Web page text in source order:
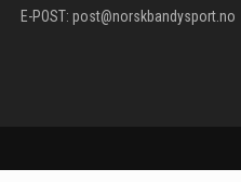
E-POST: post@norskbandysport.no